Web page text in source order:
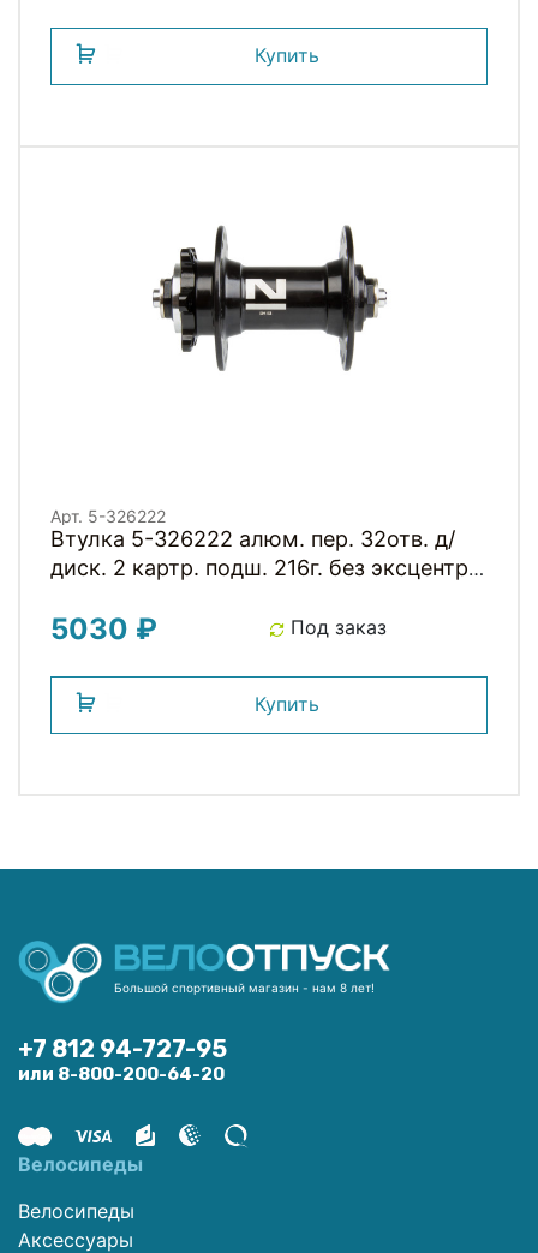
Купить
Арт. 5-326222
Втулка 5-326222 алюм. пер. 32отв. д/
диск. 2 картр. подш. 216г. без эксцентр.
5030 ₽ Под заказ
Купить
Большой спортивный магазин - нам 8 лет!
+7 812 94-727-95
или 8-800-200-64-20
Велосипеды
Велосипеды
Аксессуары